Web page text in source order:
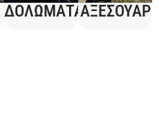
ΔΟΛΩΜΑΤΑΑΞΕΣΟΥΑΡ